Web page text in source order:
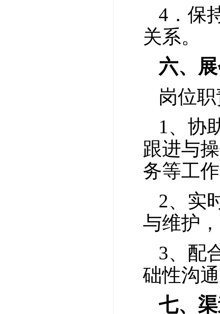
4．保
关系。
六、
岗位
1、协
跟进与
务等工
2、实
与维护
3、配
础性沟
七、